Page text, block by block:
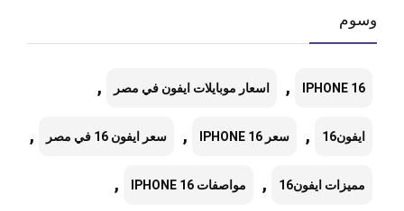
وسوم
IPHONE 16
, اسعار موبايلات ايفون في مصر ,
ايفون16 , سعر IPHONE 16 , سعر ايفون 16 في مصر ,
مميزات ايفون16 , مواصفات IPHONE 16 ,